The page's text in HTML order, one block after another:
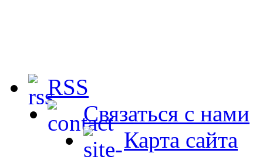
RSS
Связаться с нами
Карта сайта